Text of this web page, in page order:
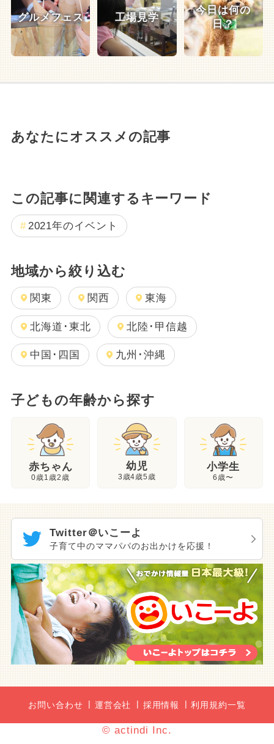
グルメフェス 工場見学
今日は何の
日？
あなたにオススメの記事
この記事に関連するキーワード
2021年のイベント
地域から絞り込む
関東 関西 東海
北海道･東北 北陸･甲信越
中国･四国 九州･沖縄
子どもの年齢から探す
赤ちゃん
0歳1歳2歳
幼児
3歳4歳5歳
小学生
6歳〜
Twitter＠いこーよ
子育て中のママパパのお出かけを応援！
お問い合わせ 運営会社 採用情報 利用規約一覧
© actindi Inc.